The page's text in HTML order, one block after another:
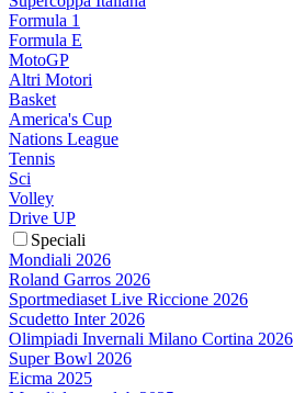
Formula 1
Formula E
MotoGP
Altri Motori
Basket
America's Cup
Nations League
Tennis
Sci
Volley
Drive UP
Speciali
Mondiali 2026
Roland Garros 2026
Sportmediaset Live Riccione 2026
Scudetto Inter 2026
Olimpiadi Invernali Milano Cortina 2026
Super Bowl 2026
Eicma 2025